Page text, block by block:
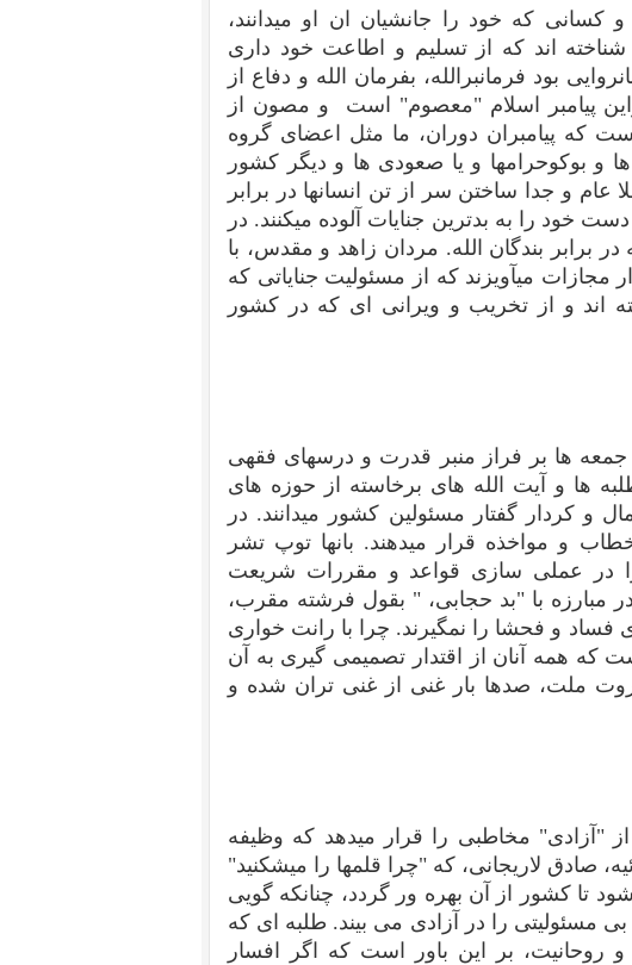
کسانی که خود را جانشیان ان او میدانند،
اند که از تسلیم و اطاعت خود داری
بود فرمانبرالله، بفرمان الله و دفاع از
پیامبر اسلام "معصوم" است و مصون از
که پیامبران دوران، ما مثل اعضای گروه
و بوکوحرامها و یا صعودی ها و دیگر کشور
عام و جدا ساختن سر از تن انسانها در برابر
خود را به بدترین جنایات آلوده میکنند. در
برابر بندگان الله. مردان زاهد و مقدس، با
مجازات میآویزند که از مسئولیت جنایاتی که
اند و از تخریب و ویرانی ای که در کشور
ها بر فراز منبر قدرت و درسهای فقهی
ها و آیت الله های برخاسته از حوزه های
و کردار گفتار مسئولین کشور میدانند. در
و مواخذه قرار میدهند. بانها توپ تشر
در عملی سازی قواعد و مقررات شریعت
مبارزه با "بد حجابی، " بقول فرشته مقرب،
فساد و فحشا را نمگیرند. چرا با رانت خواری
که همه آنان از اقتدار تصمیمی گیری به آن
ملت، صدها بار غنی از غنی تران شده و
از "آزادی" مخاطبی را قرار میدهد که وظیفه
لاریجانی، که "چرا قلمها را میشکنید"
تا کشور از آن بهره ور گردد، چنانکه گویی
مسئولیتی را در آزادی می بیند. طلبه ای که
روحانیت، بر این باور است که اگر افسار